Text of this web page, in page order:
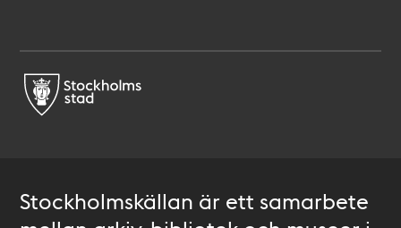
Stockholmskällan är ett samarbete